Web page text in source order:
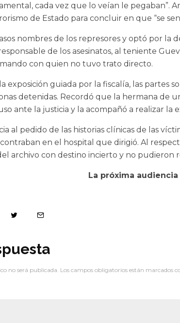
cada vez que lo veían le pegaban”.
de Estado para concluir en que “se
nombres de los represores y optó por la
de los asesinatos, al teniente
con quien no tuvo trato directo.
exposición guiada por la fiscalía, las partes
detenidas. Recordó que la hermana
ante la justicia y la acompañó a realizar la
al pedido de las historias clínicas de las
en el hospital que dirigió. Al
archivo con destino incierto y no pudieron
La próxima
no será publicada. Los campos obligatorios están marcados